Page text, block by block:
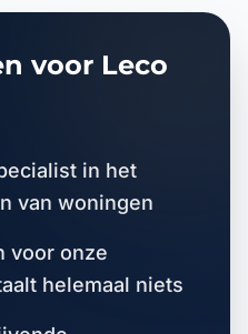
voor Leco
in het
van woningen
voor onze
helemaal niets